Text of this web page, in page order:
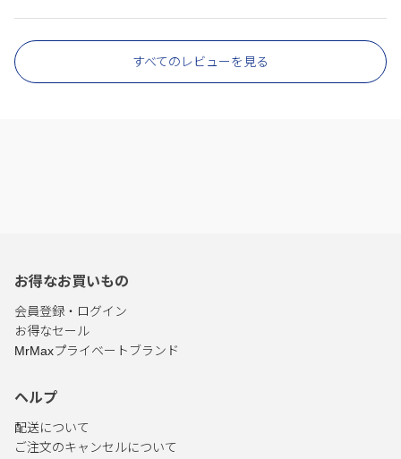
すべてのレビューを見る
お得なお買いもの
会員登録・ログイン
お得なセール
MrMaxプライベートブランド
ヘルプ
配送について
ご注文のキャンセルについて